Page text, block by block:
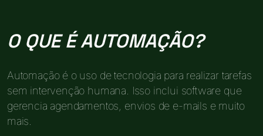
O QUE É AUTOMAÇÃO?
Automação é o uso de tecnologia para realizar tarefas
sem intervenção humana. Isso inclui software que
gerencia agendamentos, envios de e-mails e muito
mais.